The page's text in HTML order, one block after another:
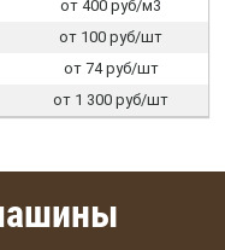
от 400 руб/м3
от 100 руб/шт
от 74 руб/шт
от 1 300 руб/шт